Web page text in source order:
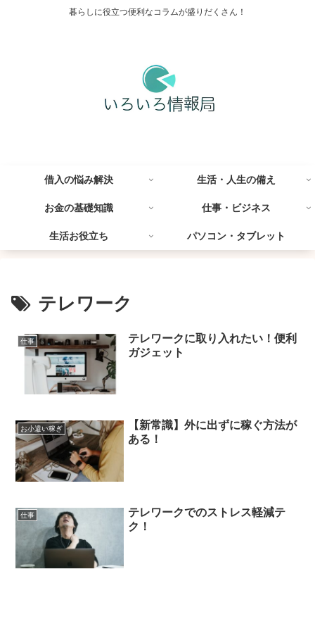
暮らしに役立つ便利なコラムが盛りだくさん！
借入の悩み解決 生活・人生の備え
お金の基礎知識 仕事・ビジネス
生活お役立ち パソコン・タブレット
テレワーク
仕事
テレワークに取り入れたい！便利
ガジェット
お小遣い稼ぎ
【新常識】外に出ずに稼ぐ方法が
ある！
仕事
テレワークでのストレス軽減テ
ク！